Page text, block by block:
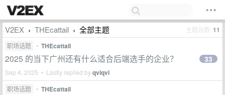
V2EX › THEcattail › 全部主题 主题总数 11
职场话题 • THEcattail
2025 的当下广州还有什么适合后端选手的企业？
Sep 4, 2025 • Lastly replied byqviqvi
33
职场话题 • THEcattail